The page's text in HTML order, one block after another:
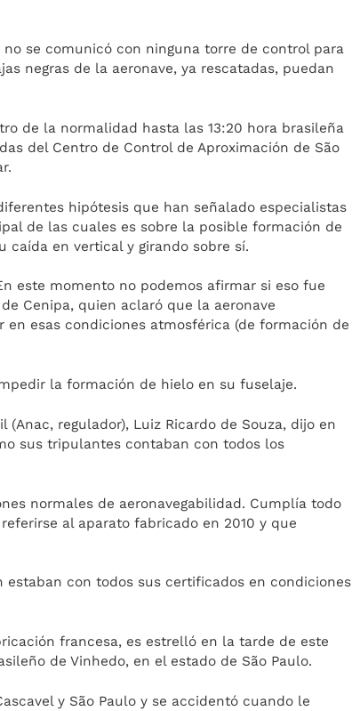
se comunicó con ninguna torre de control para
negras de la aeronave, ya rescatadas, puedan
de la normalidad hasta las 13:20 hora brasileña
del Centro de Control de Aproximación de São
hipótesis que han señalado especialistas
de las cuales es sobre la posible formación de
caída en vertical y girando sobre sí.
este momento no podemos afirmar si eso fue
Cenipa, quien aclaró que la aeronave
esas condiciones atmosférica (de formación de
la formación de hielo en su fuselaje.
(Anac, regulador), Luiz Ricardo de Souza, dijo en
sus tripulantes contaban con todos los
normales de aeronavegabilidad. Cumplía todo
al aparato fabricado en 2010 y que
con todos sus certificados en condiciones
francesa, es estrelló en la tarde de este
de Vinhedo, en el estado de São Paulo.
y São Paulo y se accidentó cuando le